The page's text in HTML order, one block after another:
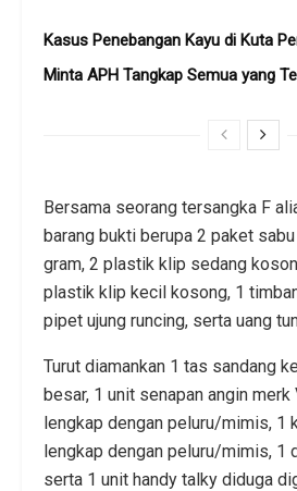
Kasus Penebangan Kayu di Kuta
Minta APH Tangkap Semua yang
Bersama seorang tersangka F
barang bukti berupa 2 paket
gram, 2 plastik klip sedang
plastik klip kecil kosong, 1
pipet ujung runcing, serta uang
Turut diamankan 1 tas sandang
besar, 1 unit senapan angin merk
lengkap dengan peluru/mimis, 1
lengkap dengan peluru/mimis, 1
serta 1 unit handy talky diduga